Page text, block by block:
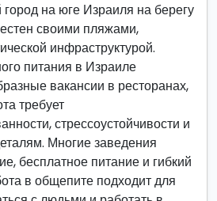
на юге Израиля на берегу
своими пляжами,
инфраструктурой.
питания в Израиле
вакансии в ресторанах,
требует
стрессоустойчивости и
Многие заведения
бесплатное питание и гибкий
в общепите подходит для